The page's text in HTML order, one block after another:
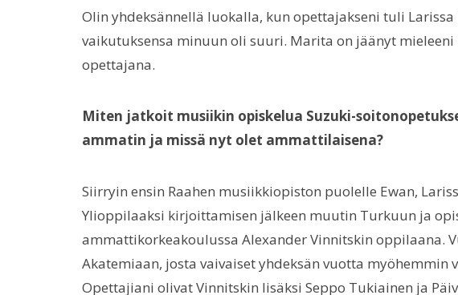
Olin yhdeksännellä luokalla, kun opettajakseni tuli Larissa
vaikutuksensa minuun oli suuri. Marita on jäänyt mieleeni
opettajana.
Miten jatkoit musiikin opiskelua Suzuki-
ammatin ja missä nyt olet ammattilaisena?
Siirryin ensin Raahen musiikkiopiston puolelle Ewan,
Ylioppilaaksi kirjoittamisen jälkeen muutin Turkuun ja
ammattikorkeakoulussa Alexander Vinnitskin oppilaana.
Akatemiaan, josta vaivaiset yhdeksän vuotta
Opettajiani olivat Vinnitskin lisäksi Seppo Tukiainen ja